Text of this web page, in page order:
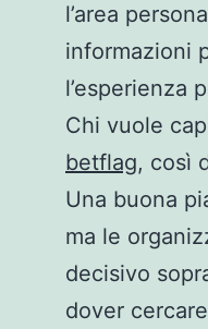
l’area
informazioni
l’esperienza
Chi vuole
betflag, così
Una buona
ma le
decisivo
dover